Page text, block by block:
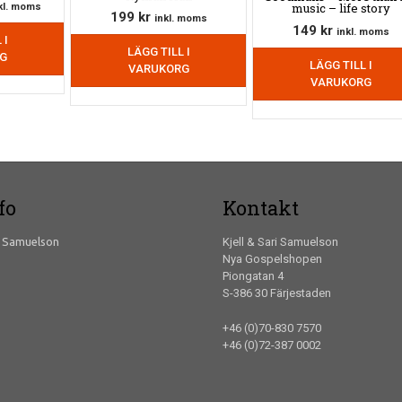
moms
I
199 kr inkl. moms
LÄGG TILL I
VARUKORG
music – life story
149 kr inkl. moms
LÄGG TILL I
VARUKORG
Kontakt
Kjell & Sari Samuelson
Nya Gospelshopen
Piongatan 4
S-386 30 Färjestaden
+46 (0)70-830 7570
+46 (0)72-387 0002